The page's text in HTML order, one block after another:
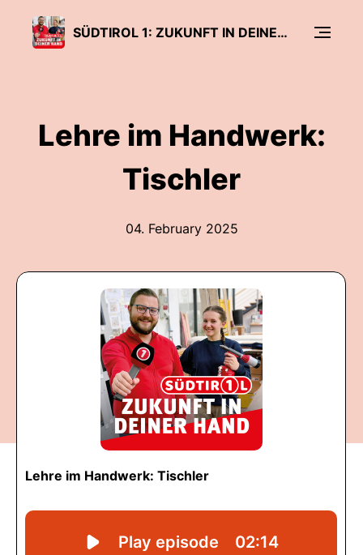
SÜDTIROL 1: ZUKUNFT IN DEINER HAND
Lehre im Handwerk:
Tischler
04. February 2025